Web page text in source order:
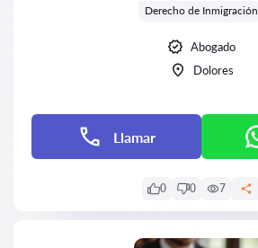
Derecho de Inmigración
Abogado
Dolores
Llamar
0 0 7